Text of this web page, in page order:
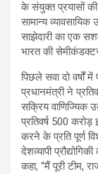
के संयुक्त प्रयासों
सामान्‍य व्यावसायिक
साझेदारी का एक
भारत की
पिछले सवा दो वर्षों
प्रधानमंत्री ने
सक्रिय वाणिज्यिक
प्रतिवर्ष 500 करोड़
करने के प्रति पूर्ण
देशव्यापी
कहा, “मैं पूरी टीम,